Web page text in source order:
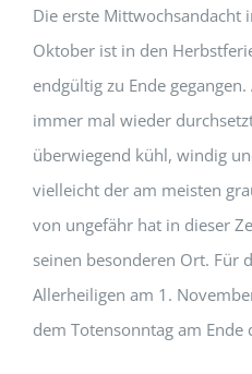
Die erste Mittwochsandacht
Oktober ist in den
endgültig zu Ende
immer mal wieder
überwiegend kühl, windig
vielleicht der am meisten
von ungefähr hat in dieser
seinen besonderen Ort. Für
Allerheiligen am 1.
dem Totensonntag am Ende